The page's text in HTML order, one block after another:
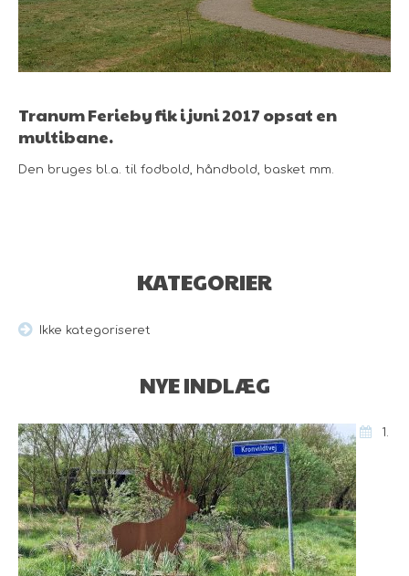
Tranum Ferieby fik i juni 2017 opsat en
multibane.
Den bruges bl.a. til fodbold, håndbold, basket mm.
KATEGORIER
Ikke kategoriseret
NYE INDLÆG
1.